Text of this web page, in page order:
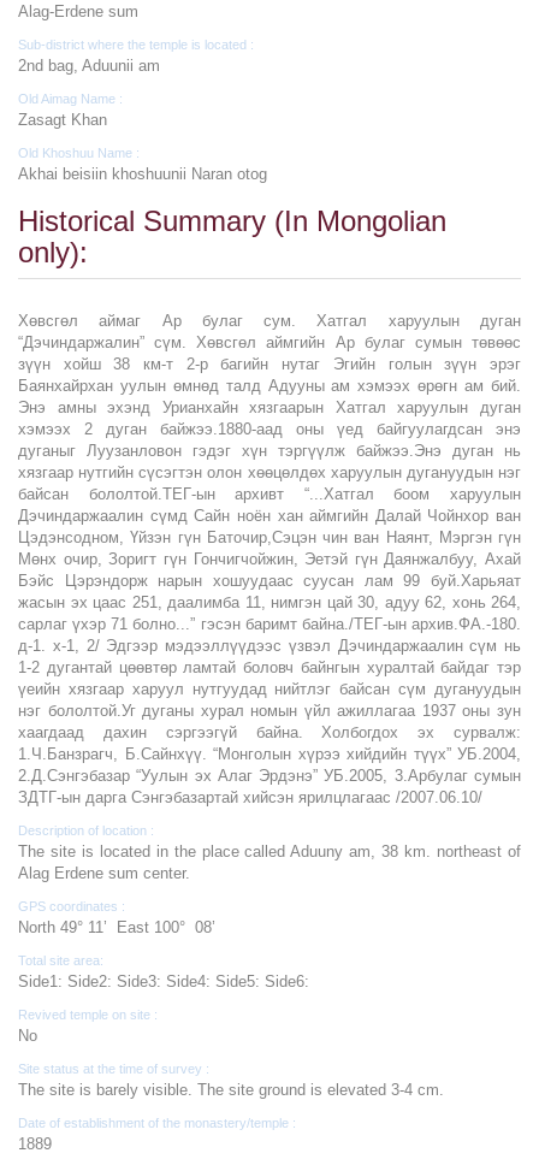
Alag-Erdene sum
Sub-district where the temple is located :
2nd bag, Aduunii am
Old Aimag Name :
Zasagt Khan
Old Khoshuu Name :
Akhai beisiin khoshuunii Naran otog
Historical Summary (In Mongolian
only):
Хөвсгөл аймаг Ар булаг сум. Хатгал харуулын дуган
“Дэчиндаржалин” сүм. Хөвсгөл аймгийн Ар булаг сумын төвөөс
зүүн хойш 38 км-т 2-р багийн нутаг Эгийн голын зүүн эрэг
Баянхайрхан уулын өмнөд талд Адууны ам хэмээх өрөгн ам бий.
Энэ амны эхэнд Урианхайн хязгаарын Хатгал харуулын дуган
хэмээх 2 дуган байжээ.1880-аад оны үед байгуулагдсан энэ
дуганыг Луузанловон гэдэг хүн тэргүүлж байжээ.Энэ дуган нь
хязгаар нутгийн сүсэгтэн олон хөөцөлдөх харуулын дугануудын нэг
байсан бололтой.ТЕГ-ын архивт “...Хатгал боом харуулын
Дэчиндаржаалин сүмд Сайн ноён хан аймгийн Далай Чойнхор ван
Цэдэнсодном, Үйзэн гүн Баточир,Сэцэн чин ван Наянт, Мэргэн гүн
Мөнх очир, Зоригт гүн Гончигчойжин, Эетэй гүн Даянжалбуу, Ахай
Бэйс Цэрэндорж нарын хошуудаас суусан лам 99 буй.Харьяат
жасын эх цаас 251, даалимба 11, нимгэн цай 30, адуу 62, хонь 264,
сарлаг үхэр 71 болно...” гэсэн баримт байна./ТЕГ-ын архив.ФА.-180.
д-1. х-1, 2/ Эдгээр мэдээллүүдээс үзвэл Дэчиндаржаалин сүм нь
1-2 дугантай цөөвтөр ламтай боловч байнгын хуралтай байдаг тэр
үеийн хязгаар харуул нутгуудад нийтлэг байсан сүм дугануудын
нэг бололтой.Уг дуганы хурал номын үйл ажиллагаа 1937 оны зун
хаагдаад дахин сэргээгүй байна. Холбогдох эх сурвалж:
1.Ч.Банзрагч, Б.Сайнхүү. “Монголын хүрээ хийдийн түүх” УБ.2004,
2.Д.Сэнгэбазар “Уулын эх Алаг Эрдэнэ” УБ.2005, 3.Арбулаг сумын
ЗДТГ-ын дарга Сэнгэбазартай хийсэн ярилцлагаас /2007.06.10/
Description of location :
The site is located in the place called Aduuny am, 38 km. northeast of
Alag Erdene sum center.
GPS coordinates :
North 49° 11’ East 100° 08’
Total site area:
Side1: Side2: Side3: Side4: Side5: Side6:
Revived temple on site :
No
Site status at the time of survey :
The site is barely visible. The site ground is elevated 3-4 cm.
Date of establishment of the monastery/temple :
1889